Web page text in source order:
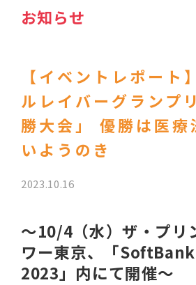
お知らせ
【イベントレポート
ルレイバーグランプ
勝大会」 優勝は医療
いようのき
2023.10.16
～10/4（水）ザ・プリ
ワー東京、「
2023」内にて開催～